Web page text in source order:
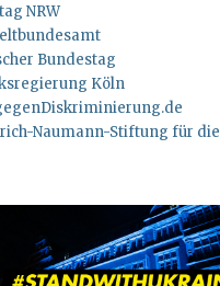
NRW
Bundestag
Köln
Naumann-Stiftung für